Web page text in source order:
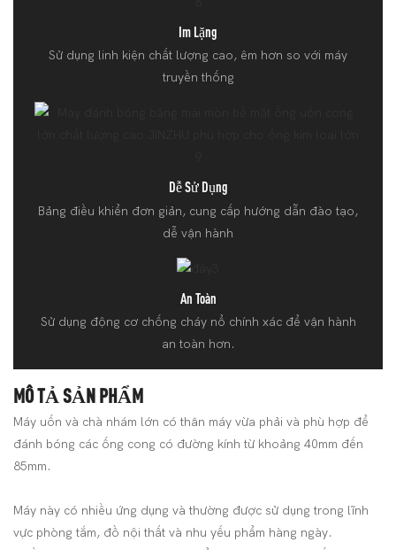
Im Lặng
Sử dụng linh kiện chất lượng cao, êm hơn so với máy
truyền thống
Dễ Sử Dụng
Bảng điều khiển đơn giản, cung cấp hướng dẫn đào tạo,
dễ vận hành
An Toàn
Sử dụng động cơ chống cháy nổ chính xác để vận hành
an toàn hơn.
MÔ TẢ SẢN PHẨM
Máy uốn và chà nhám lớn có thân máy vừa phải và phù hợp để
đánh bóng các ống cong có đường kính từ khoảng 40mm đến
85mm.
Máy này có nhiều ứng dụng và thường được sử dụng trong lĩnh
vực phòng tắm, đồ nội thất và nhu yếu phẩm hàng ngày.